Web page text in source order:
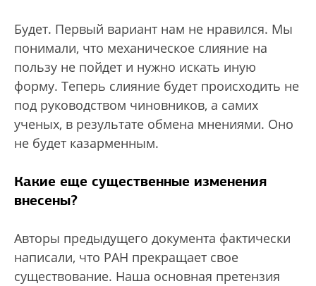
Будет. Первый вариант нам не нравился. Мы
понимали, что механическое слияние на
пользу не пойдет и нужно искать иную
форму. Теперь слияние будет происходить не
под руководством чиновников, а самих
ученых, в результате обмена мнениями. Оно
не будет казарменным.
Какие еще существенные изменения
внесены?
Авторы предыдущего документа фактически
написали, что РАН прекращает свое
существование. Наша основная претензия